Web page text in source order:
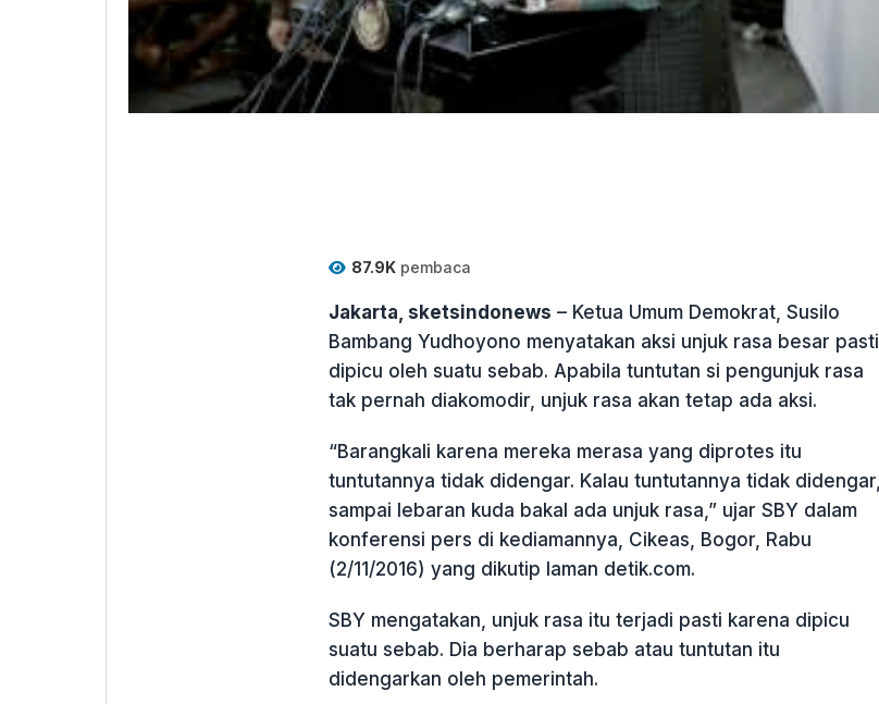
87.9Kpembaca
Jakarta, sketsindonews – Ketua Umum Demokrat, Susilo
Bambang Yudhoyono menyatakan aksi unjuk rasa besar pasti
dipicu oleh suatu sebab. Apabila tuntutan si pengunjuk rasa
tak pernah diakomodir, unjuk rasa akan tetap ada aksi.
“Barangkali karena mereka merasa yang diprotes itu
tuntutannya tidak didengar. Kalau tuntutannya tidak didengar,
sampai lebaran kuda bakal ada unjuk rasa,” ujar SBY dalam
konferensi pers di kediamannya, Cikeas, Bogor, Rabu
(2/11/2016) yang dikutip laman detik.com.
SBY mengatakan, unjuk rasa itu terjadi pasti karena dipicu
suatu sebab. Dia berharap sebab atau tuntutan itu
didengarkan oleh pemerintah.